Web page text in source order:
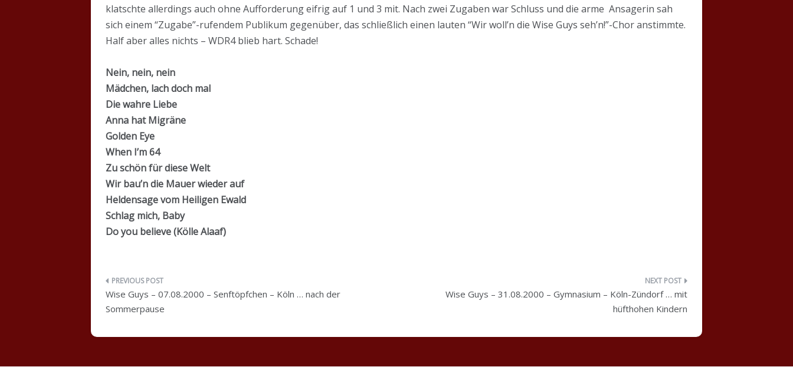
klatschte allerdings auch ohne Aufforderung eifrig auf 1 und 3 mit. Nach zwei Zugaben war Schluss und die arme Ansagerin sah
sich einem “Zugabe”-rufendem Publikum gegenüber, das schließlich einen lauten “Wir woll’n die Wise Guys seh’n!”-Chor anstimmte.
Half aber alles nichts – WDR4 blieb hart. Schade!
Nein, nein, nein
Mädchen, lach doch mal
Die wahre Liebe
Anna hat Migräne
Golden Eye
When I’m 64
Zu schön für diese Welt
Wir bau’n die Mauer wieder auf
Heldensage vom Heiligen Ewald
Schlag mich, Baby
Do you believe (Kölle Alaaf)
Beitragsnavigation
Wise Guys – 07.08.2000 – Senftöpfchen – Köln … nach der
Sommerpause
Wise Guys – 31.08.2000 – Gymnasium – Köln-Zündorf … mit
hüfthohen Kindern